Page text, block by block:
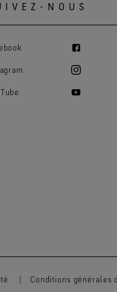
NOUS
Conditions générales